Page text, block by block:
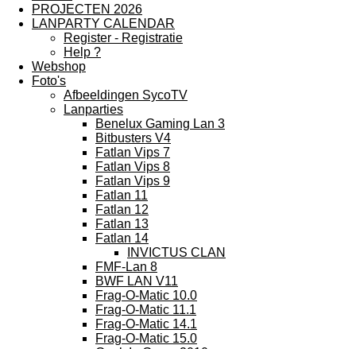
PROJECTEN 2026
LANPARTY CALENDAR
Register - Registratie
Help ?
Webshop
Foto's
Afbeeldingen SycoTV
Lanparties
Benelux Gaming Lan 3
Bitbusters V4
Fatlan Vips 7
Fatlan Vips 8
Fatlan Vips 9
Fatlan 11
Fatlan 12
Fatlan 13
Fatlan 14
INVICTUS CLAN
FMF-Lan 8
BWF LAN V11
Frag-O-Matic 10.0
Frag-O-Matic 11.1
Frag-O-Matic 14.1
Frag-O-Matic 15.0